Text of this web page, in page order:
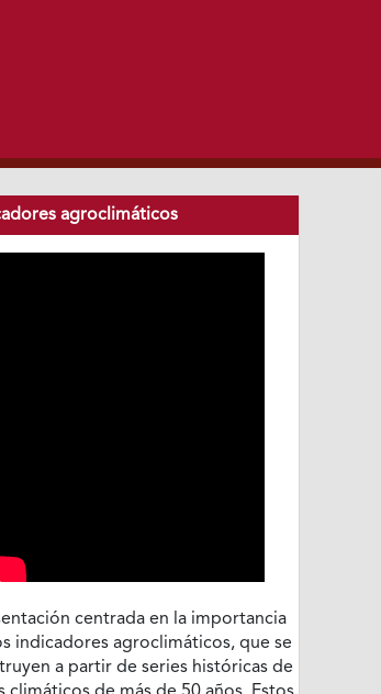
agroclimáticos
centrada en la importancia
indicadores agroclimáticos, que se
a partir de series históricas de